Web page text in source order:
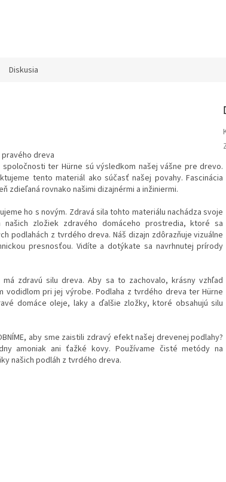
Diskusia
dreva
ter Hürne sú výsledkom našej vášne pre drevo.
tento materiál ako súčasť našej povahy. Fascinácia
zdieľaná rovnako našimi dizajnérmi a inžiniermi.
ho s novým. Zdravá sila tohto materiálu nachádza svoje
našich zložiek zdravého domáceho prostredia, ktoré sa
podlahách z tvrdého dreva. Náš dizajn zdôrazňuje vizuálne
presnosťou. Vidíte a dotýkate sa navrhnutej prírody
zdravú silu dreva. Aby sa to zachovalo, krásny vzhľad
vodidlom pri jej výrobe. Podlaha z tvrdého dreva ter Hürne
domáce oleje, laky a ďalšie zložky, ktoré obsahujú silu
aby sme zaistili zdravý efekt našej drevenej podlahy?
amoniak ani ťažké kovy. Používame čisté metódy na
našich podláh z tvrdého dreva.